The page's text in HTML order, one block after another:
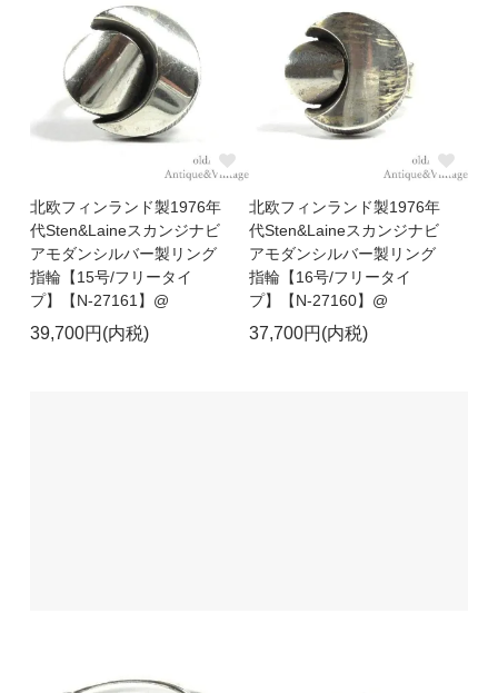
北欧フィンランド製1976年
代Sten&Laineスカンジナビ
アモダンシルバー製リング
指輪【15号/フリータイ
プ】【N-27161】@
39,700円(内税)
北欧フィンランド製1976年
代Sten&Laineスカンジナビ
アモダンシルバー製リング
指輪【16号/フリータイ
プ】【N-27160】@
37,700円(内税)